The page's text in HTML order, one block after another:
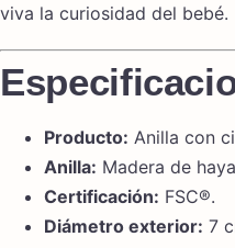
viva la curiosidad del bebé.
Producto: Anilla con
Anilla: Madera de
Certificación: FSC®.
Diámetro exterior: 7